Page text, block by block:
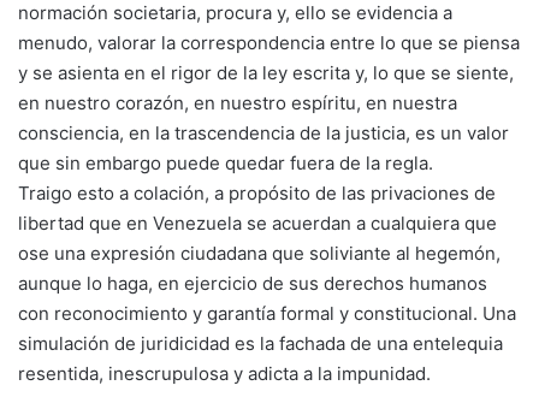
normación societaria, procura y, ello se evidencia a
menudo, valorar la correspondencia entre lo que se piensa
y se asienta en el rigor de la ley escrita y, lo que se siente,
en nuestro corazón, en nuestro espíritu, en nuestra
consciencia, en la trascendencia de la justicia, es un valor
que sin embargo puede quedar fuera de la regla.
Traigo esto a colación, a propósito de las privaciones de
libertad que en Venezuela se acuerdan a cualquiera que
ose una expresión ciudadana que soliviante al hegemón,
aunque lo haga, en ejercicio de sus derechos humanos
con reconocimiento y garantía formal y constitucional. Una
simulación de juridicidad es la fachada de una entelequia
resentida, inescrupulosa y adicta a la impunidad.